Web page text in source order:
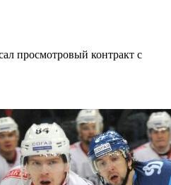
просмотровый контракт с